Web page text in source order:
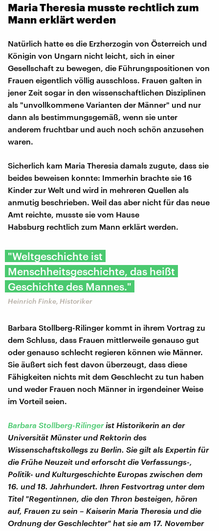
Maria Theresia musste rechtlich zum
Mann erklärt werden
Natürlich hatte es die Erzherzogin von Österreich und
Königin von Ungarn nicht leicht, sich in einer
Gesellschaft zu bewegen, die Führungspositionen von
Frauen eigentlich völlig ausschloss. Frauen galten in
jener Zeit sogar in den wissenschaftlichen Disziplinen
als "unvollkommene Varianten der Männer" und nur
dann als bestimmungsgemäß, wenn sie unter
anderem fruchtbar und auch noch schön anzusehen
waren.
Sicherlich kam Maria Theresia damals zugute, dass sie
beides beweisen konnte: Immerhin brachte sie 16
Kinder zur Welt und wird in mehreren Quellen als
anmutig beschrieben. Weil das aber nicht für das neue
Amt reichte, musste sie vom Hause
Habsburg rechtlich zum Mann erklärt werden.
"Weltgeschichte ist
Menschheitsgeschichte, das heißt
Geschichte des Mannes."
Heinrich Finke, Historiker
Barbara Stollberg-Rilinger kommt in ihrem Vortrag zu
dem Schluss, dass Frauen mittlerweile genauso gut
oder genauso schlecht regieren können wie Männer.
Sie äußert sich fest davon überzeugt, dass diese
Fähigkeiten nichts mit dem Geschlecht zu tun haben
und weder Frauen noch Männer in irgendeiner Weise
im Vorteil seien.
Barbara Stollberg-Rilingerist Historikerin an der
Universität Münster und Rektorin des
Wissenschaftskollegs zu Berlin. Sie gilt als Expertin für
die Frühe Neuzeit und erforscht die Verfassungs-,
Politik- und Kulturgeschichte Europas zwischen dem
16. und 18. Jahrhundert. Ihren Festvortrag unter dem
Titel "Regentinnen, die den Thron besteigen, hören
auf, Frauen zu sein – Kaiserin Maria Theresia und die
Ordnung der Geschlechter" hat sie am 17. November